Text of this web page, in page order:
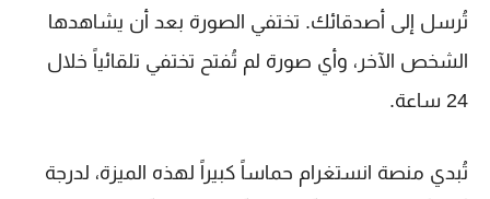
تُرسل إلى أصدقائك. تختفي الصورة بعد أن يشاهدها
الشخص الآخر، وأي صورة لم تُفتح تختفي تلقائياً خلال
24 ساعة.
تُبدي منصة انستغرام حماساً كبيراً لهذه الميزة، لدرجة